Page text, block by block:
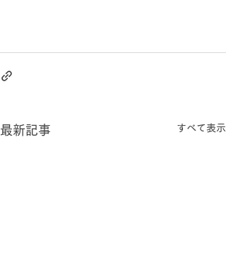
最新記事 すべて表示